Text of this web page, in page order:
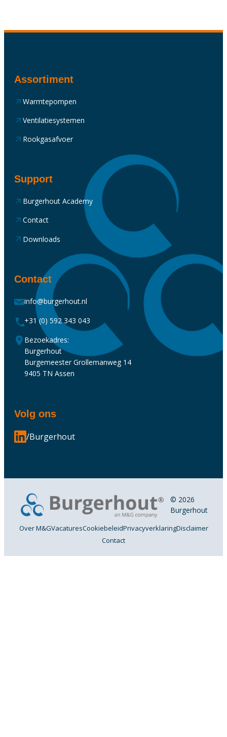
Assortiment
Warmtepompen
Ventilatiesystemen
Rookgasafvoer
Support
Burgerhout Academy
Contact
Downloads
Contact
info@burgerhout.nl
+31 (0) 592 343 043
Bezoekadres:
Burgerhout
Burgemeester Grollemanweg 14
9405 TN Assen
Volg ons
/Burgerhout
© 2026
Burgerhout
Over M&GVacaturesCookiebeleidPrivacyverklaringDisclaimer
Contact